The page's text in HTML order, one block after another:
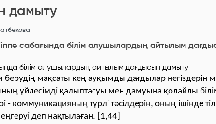
дамыту
сабағында білім алушылардың айтылым
берудің мақсаты кең ауқымды дағдылар негіздерін
үйлесімді қалыптасуы мен дамуына қолайлы
- коммуникацияның түрлі тәсілдерін, оның ішінде
деп нақтылаған. [1,44]